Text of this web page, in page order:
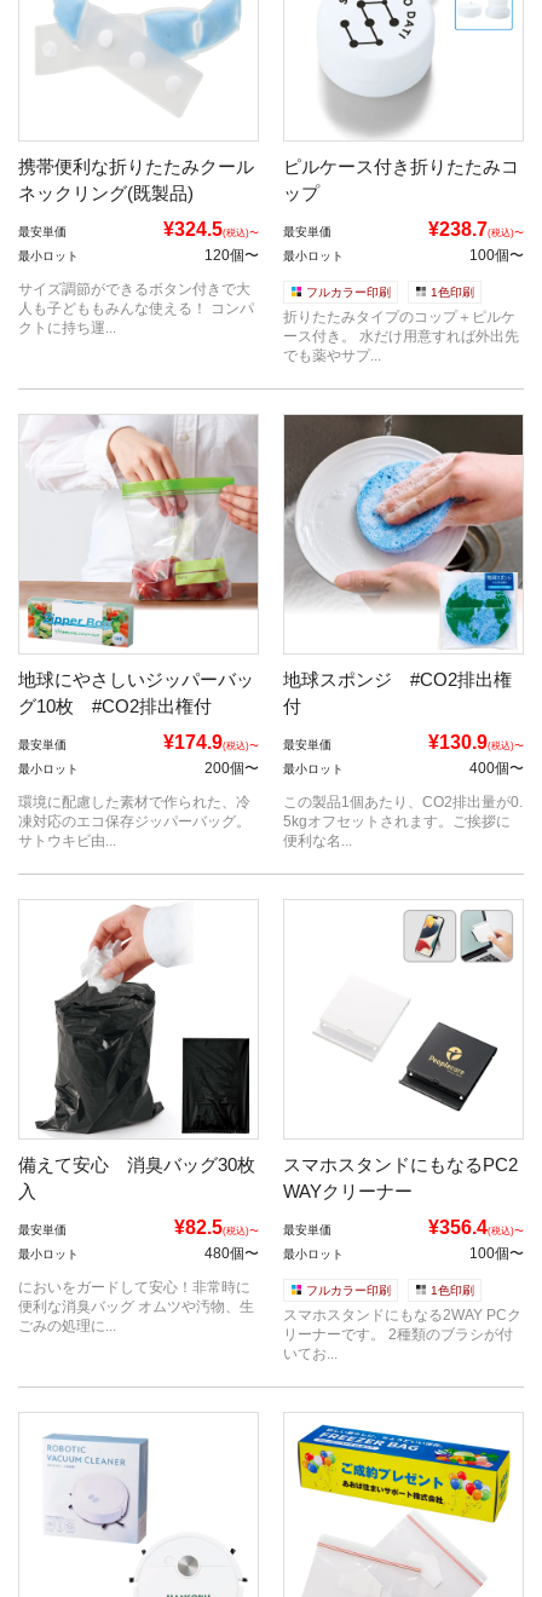
携帯便利な折りたたみクール
ネックリング(既製品)
最安単価 ¥324.5(税込)〜
最小ロット
120個〜
サイズ調節ができるボタン付きで大
人も子どももみんな使える！ コンパ
クトに持ち運...
ピルケース付き折りたたみコ
ップ
最安単価 ¥238.7(税込)〜
最小ロット 100個〜
フルカラー印刷 1色印刷
折りたたみタイプのコップ＋ピルケ
ース付き。 水だけ用意すれば外出先
でも薬やサプ...
地球にやさしいジッパーバッ
グ10枚 #CO2排出権付
最安単価 ¥174.9(税込)〜
最小ロット
200個〜
環境に配慮した素材で作られた、冷
凍対応のエコ保存ジッパーバッグ。
サトウキビ由...
地球スポンジ #CO2排出権
付
最安単価 ¥130.9(税込)〜
最小ロット
400個〜
この製品1個あたり、CO2排出量が0.
5kgオフセットされます。ご挨拶に
便利な名...
備えて安心 消臭バッグ30枚
入
最安単価 ¥82.5(税込)〜
最小ロット
480個〜
においをガードして安心！非常時に
便利な消臭バッグ オムツや汚物、生
ごみの処理に...
スマホスタンドにもなるPC2
WAYクリーナー
最安単価 ¥356.4(税込)〜
最小ロット 100個〜
フルカラー印刷 1色印刷
スマホスタンドにもなる2WAY PCク
リーナーです。 2種類のブラシが付
いてお...